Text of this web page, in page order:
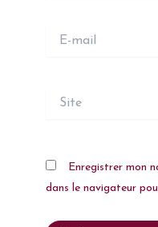
mail
Site
Enregistrer mon
dans le navigateur